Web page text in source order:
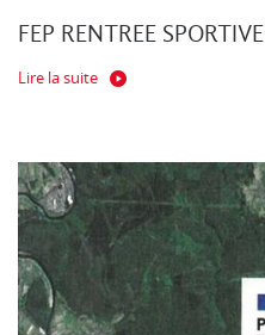
FEP RENTREE SPORTIVE
Lire la suite